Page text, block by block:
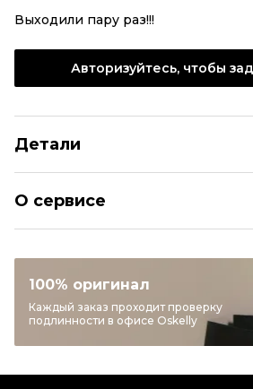
Выходили пару раз!!!
Авторизуйтесь, чтобы
Детали
Категория
Бренд
GIANVITO
Материал обуви
Замша
О сервисе
100% оригинал
Каждый заказ проходит проверку
подлинности в офисе Oskelly